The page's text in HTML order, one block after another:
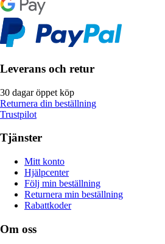
Leverans och retur
30 dagar öppet köp
Returnera din beställning
Trustpilot
Tjänster
Mitt konto
Hjälpcenter
Följ min beställning
Returnera min beställning
Rabattkoder
Om oss